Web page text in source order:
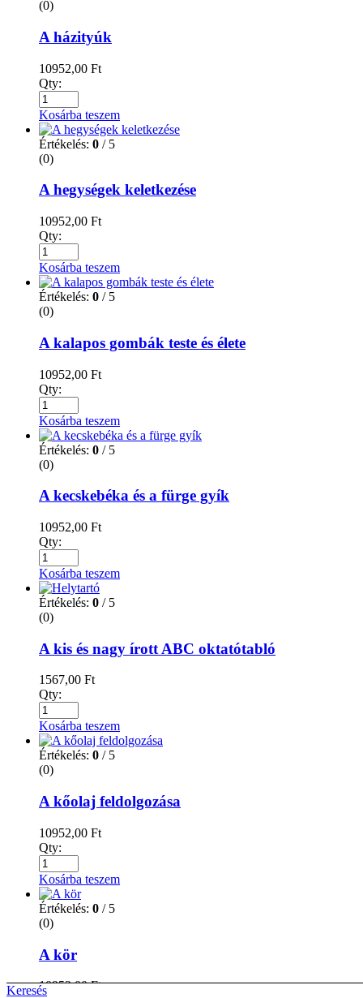
(0)
A házityúk
10952,00 Ft
Qty:
Kosárba teszem
Értékelés: 0 / 5
(0)
A hegységek keletkezése
10952,00 Ft
Qty:
Kosárba teszem
Értékelés: 0 / 5
(0)
A kalapos gombák teste és élete
10952,00 Ft
Qty:
Kosárba teszem
Értékelés: 0 / 5
(0)
A kecskebéka és a fürge gyík
10952,00 Ft
Qty:
Kosárba teszem
Értékelés: 0 / 5
(0)
A kis és nagy írott ABC oktatótabló
1567,00 Ft
Qty:
Kosárba teszem
Értékelés: 0 / 5
(0)
A kőolaj feldolgozása
10952,00 Ft
Qty:
Kosárba teszem
Értékelés: 0 / 5
(0)
A kör
10952,00Ft
Keresés